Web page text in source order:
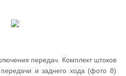
передач. Комплект штоков
и заднего хода (фото 8)